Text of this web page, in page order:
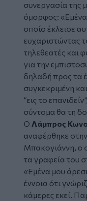
συνεργασία της
όμορφος:
οποίο έκλεισε
ευχαριστώντας
τηλεθεατές και
για την
δηλαδή προς τα
συγκεκριμένη
“εις το
σύντομα θα τη
Ο Λάμπρος
αναφέρθηκε
Μπακογιάννη, ο
τα γραφεία του
«Εμένα μου
έννοια ότι
κάμερες εκεί.